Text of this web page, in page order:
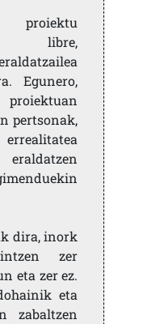
libre,
Egunero,
pertsonak,
dira, inork
zer
eta zer ez.
eta
zabaltzen